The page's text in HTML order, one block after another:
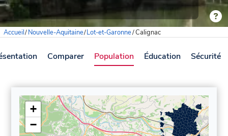
Accueil/Nouvelle-Aquitaine/Lot-et-Garonne/Calignac
Comparer Population Éducation Sécurité
+
−